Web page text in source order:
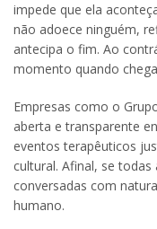
impede que ela
não adoece ninguém,
antecipa o fim. Ao
momento quando
Empresas como o
aberta e transparente
eventos terapêuticos
cultural. Afinal, se
conversadas com
humano.